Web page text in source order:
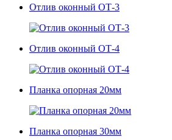
Отлив оконный ОТ-3
Отлив оконный ОТ-4
Планка опорная 20мм
Планка опорная 30мм